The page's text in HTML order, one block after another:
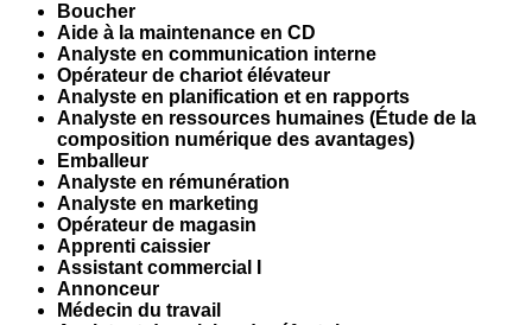
Boucher
Aide à la maintenance en CD
Analyste en communication interne
Opérateur de chariot élévateur
Analyste en planification et en rapports
Analyste en ressources humaines (Étude de la
composition numérique des avantages)
Emballeur
Analyste en rémunération
Analyste en marketing
Opérateur de magasin
Apprenti caissier
Assistant commercial I
Annonceur
Médecin du travail